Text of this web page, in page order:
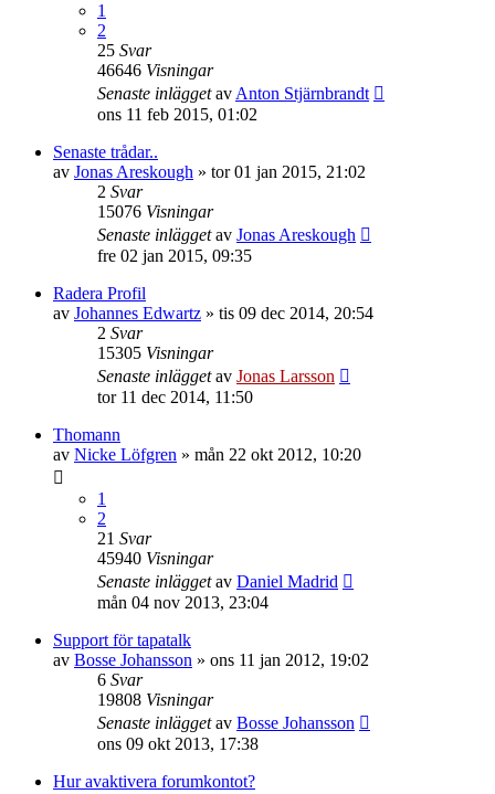
1
2
25 Svar
46646 Visningar
Senaste inläggetav Anton Stjärnbrandt
ons 11 feb 2015, 01:02
Senaste trådar..
av Jonas Areskough » tor 01 jan 2015, 21:02
2 Svar
15076 Visningar
Senaste inläggetav Jonas Areskough
fre 02 jan 2015, 09:35
Radera Profil
av Johannes Edwartz » tis 09 dec 2014, 20:54
2 Svar
15305 Visningar
Senaste inläggetav Jonas Larsson
tor 11 dec 2014, 11:50
Thomann
av Nicke Löfgren » mån 22 okt 2012, 10:20
1
2
21 Svar
45940 Visningar
Senaste inläggetav Daniel Madrid
mån 04 nov 2013, 23:04
Support för tapatalk
av Bosse Johansson » ons 11 jan 2012, 19:02
6 Svar
19808 Visningar
Senaste inläggetav Bosse Johansson
ons 09 okt 2013, 17:38
Hur avaktivera forumkontot?